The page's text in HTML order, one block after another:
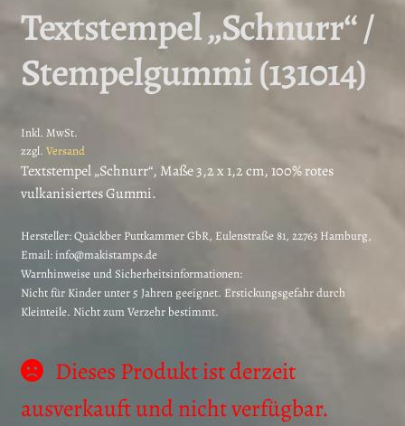
Textstempel „Schnurr“ /
Stempelgummi (131014)
Inkl. MwSt.
zzgl. Versand
Textstempel „Schnurr“, Maße 3,2 x 1,2 cm, 100% rotes
vulkanisiertes Gummi.
Hersteller:Quäckber Puttkammer GbR, Eulenstraße 81, 22763 Hamburg,
Email: info@makistamps.de
Warnhinweise und Sicherheitsinformationen:
Nicht für Kinder unter 5 Jahren geeignet. Erstickungsgefahr durch
Kleinteile. Nicht zum Verzehr bestimmt.
Dieses Produkt ist derzeit
ausverkauft und nicht verfügbar.